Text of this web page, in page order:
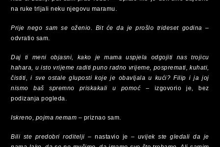
na ruke trljali neku njegovu maramu.
Prije nego sam se oženio. Bit će da je prošlo trideset godina–
odvratio sam.
Daj ti meni objasni, kako je mama uspjela odgojiti nas trojicu
hahara, u isto vrijeme raditi puno radno vrijeme, pospremati, kuhati,
čistiti, i sve ostale gluposti koje je obavljala u kući? Filip i ja joj
nismo baš spremno priskakali u pomoć – izgovorio je, bez
podizanja pogleda.
Iskreno, pojma nemam – priznao sam.
Bili ste predobri roditelji– nastavio je – uvijek ste gledali da je